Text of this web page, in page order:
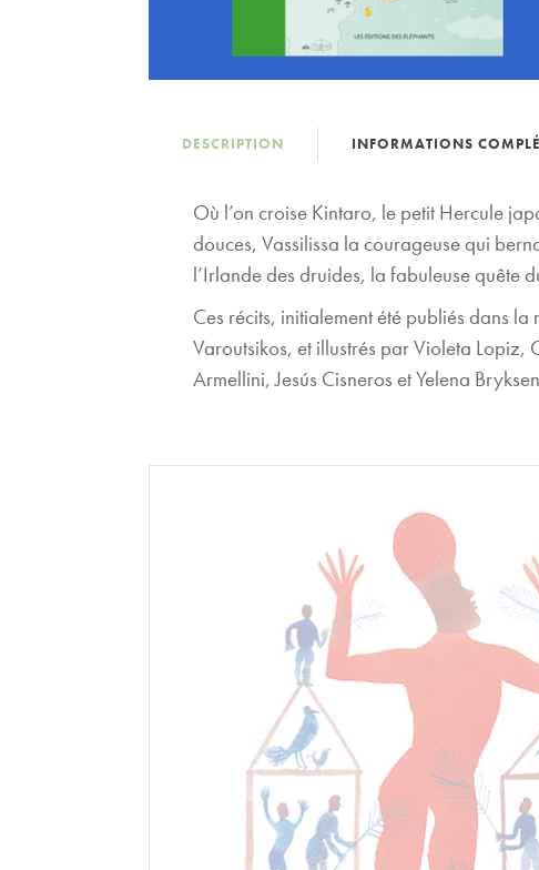
DESCRIPTION INFORMATIONS
Où l’on croise Kintaro, le petit Hercule
douces, Vassilissa la courageuse qui
l’Irlande des druides, la fabuleuse quête
Ces récits, initialement été publiés dans la
Varoutsikos, et illustrés par Violeta
Armellini, Jesús Cisneros et Yelena